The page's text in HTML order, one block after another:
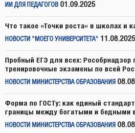
ИИ ДЛЯ ПЕДАГОГОВ 01.09.2025
Что такое «Точки роста» в школах и
НОВОСТИ "МОЕГО УНИВЕРСИТЕТА" 11.08.2025
Пробный ЕГЭ для всех:
тренировочные экзамены по всей
НОВОСТИ МИНИСТЕРСТВА ОБРАЗОВАНИЯ
Форма по ГОСТу: как единый
границы между богатыми и бедными
НОВОСТИ МИНИСТЕРСТВА ОБРАЗОВАНИЯ